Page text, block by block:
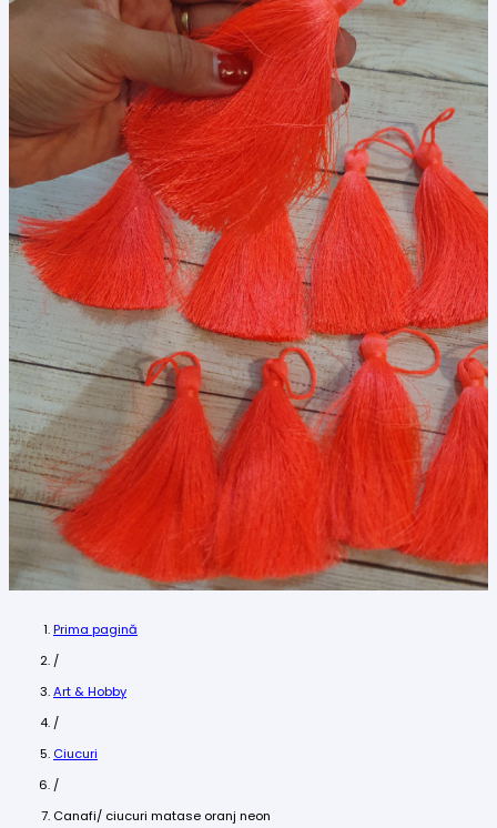
Prima pagină
/
Art & Hobby
/
Ciucuri
/
Canafi/ ciucuri matase oranj neon